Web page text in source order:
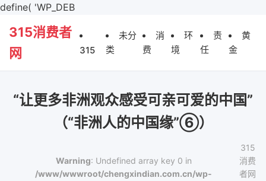
define( 'WP_DEB
315消费者
网
315
未分
类
消
费
环
境
责
任
黄
金
“让更多非洲观众感受可亲可爱的中国”
（“非洲人的中国缘”⑥）
Warning: Undefined array key 0 in
/www/wwwroot/chengxindian.com.cn/wp-
315
消费
者网